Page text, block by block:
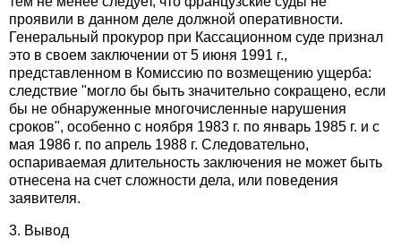
проявили в данном деле должной оперативности.
Генеральный прокурор при Кассационном суде признал
это в своем заключении от 5 июня 1991 г.,
представленном в Комиссию по возмещению ущерба:
следствие "могло бы быть значительно сокращено, если
бы не обнаруженные многочисленные нарушения
сроков", особенно с ноября 1983 г. по январь 1985 г. и с
мая 1986 г. по апрель 1988 г. Следовательно,
оспариваемая длительность заключения не может быть
отнесена на счет сложности дела, или поведения
заявителя.
3. Вывод